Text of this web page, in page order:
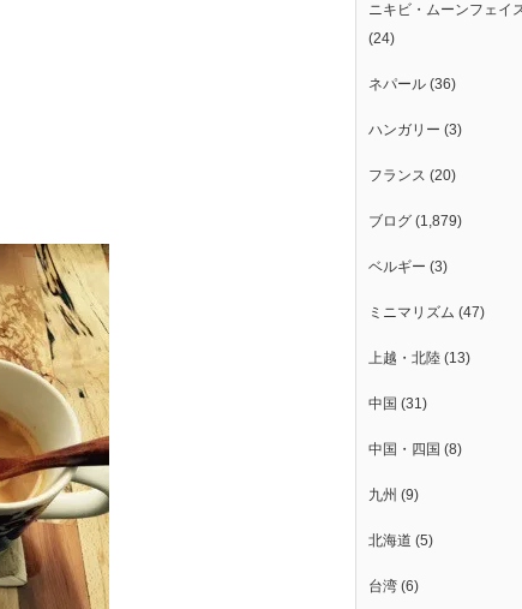
ニキビ・ムーンフェイ
(24)
ネパール (36)
ハンガリー (3)
フランス (20)
ブログ (1,879)
ベルギー (3)
ミニマリズム (47)
上越・北陸 (13)
中国 (31)
中国・四国 (8)
九州 (9)
北海道 (5)
台湾 (6)